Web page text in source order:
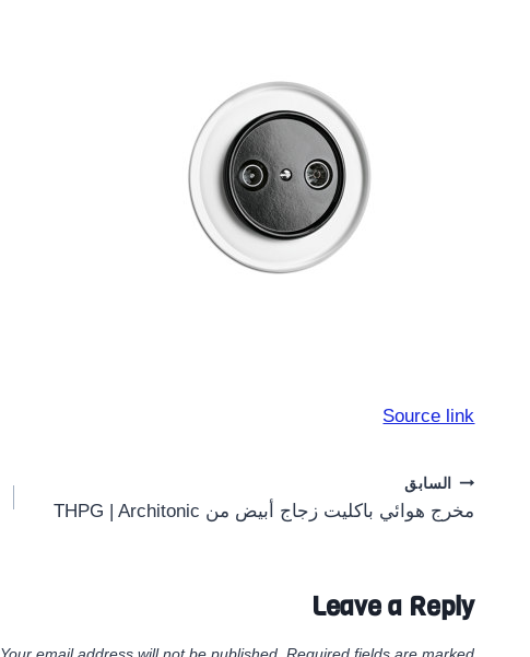
Source link
Post
السابق
مخرج هوائي باكليت زجاج أبيض من THPG | Architonic
Leave a Reply